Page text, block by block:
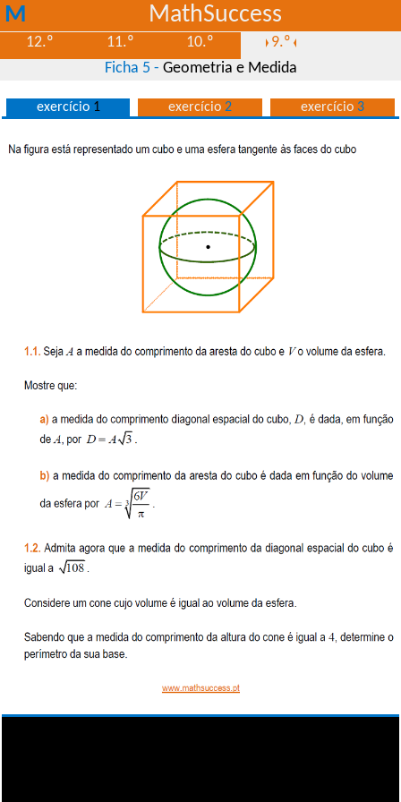
M
MathSuccess
12.º 11.º 10.º
9.º
Ficha 5 - Geometria e Medida
exercício 1 exercício2 exercício 3